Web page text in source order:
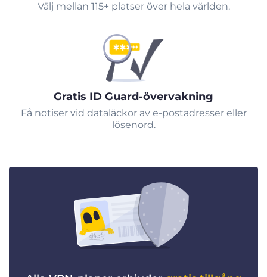
Välj mellan 115+ platser över hela världen.
Gratis ID Guard-övervakning
Få notiser vid dataläckor av e-postadresser eller
lösenord.